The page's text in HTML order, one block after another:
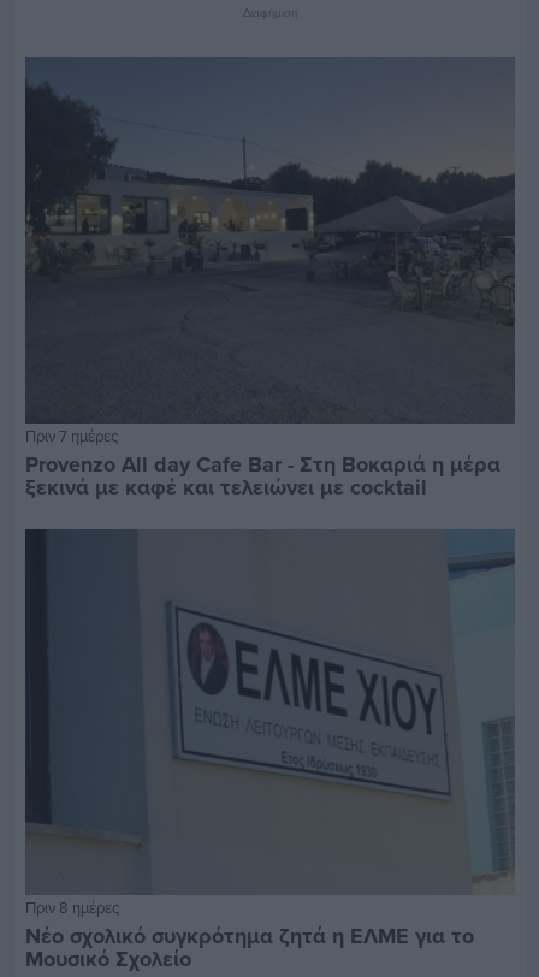
Διαφήμιση
Πριν 7 ημέρες
Provenzo All day Cafe Bar - Στη Βοκαριά η μέρα
ξεκινά με καφέ και τελειώνει με cocktail
Πριν 8 ημέρες
Νέο σχολικό συγκρότημα ζητά η ΕΛΜΕ για το
Μουσικό Σχολείο